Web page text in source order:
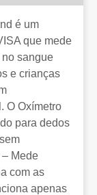
é um
que mede
sangue
e crianças
O Oxímetro
para dedos
– Mede
com as
apenas